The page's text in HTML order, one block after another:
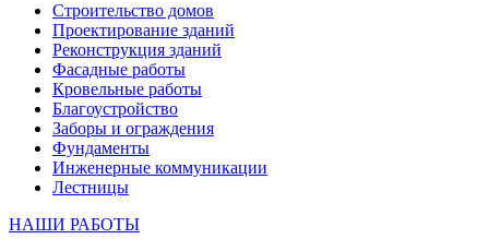
Строительство домов
Проектирование зданий
Реконструкция зданий
Фасадные работы
Кровельные работы
Благоустройство
Заборы и ограждения
Фундаменты
Инженерные коммуникации
Лестницы
НАШИ РАБОТЫ